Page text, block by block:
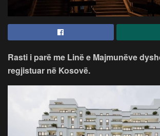
Rasti i parë me Linë e Majmunëve
regjistuar në Kosovë.